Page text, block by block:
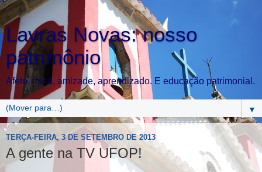
Lavras Novas: nosso
patrimônio
Afeto, troca, amizade, aprendizado. E educação patrimonial.
▼
TERÇA-FEIRA, 3 DE SETEMBRO DE 2013
A gente na TV UFOP!